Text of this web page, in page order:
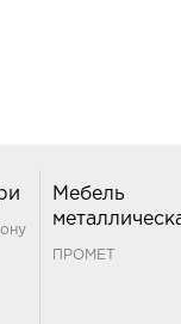
Мебель
ПРОМЕТ